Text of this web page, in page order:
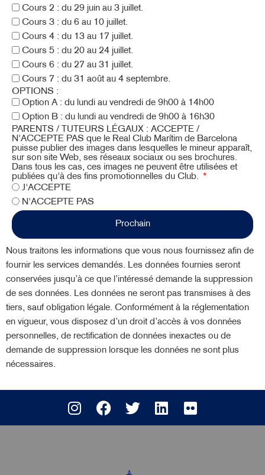
Cours 2 : du 29 juin au 3 juillet.
Cours 3 : du 6 au 10 juillet.
Cours 4 : du 13 au 17 juillet.
Cours 5 : du 20 au 24 juillet.
Cours 6 : du 27 au 31 juillet.
Cours 7 : du 31 août au 4 septembre.
OPTIONS :
Option A : du lundi au vendredi de 9h00 à 14h00
Option B : du lundi au vendredi de 9h00 à 16h30
PARENTS / TUTEURS LÉGAUX : ACCEPTE /
N'ACCEPTE PAS que le Real Club Marítim de Barcelona
puisse publier des images dans lesquelles le mineur apparaît,
sur son site Web, ses réseaux sociaux ou ses brochures.
Dans tous les cas, ces images ne peuvent être utilisées et
publiées qu'à des fins promotionnelles du Club.
J'ACCEPTE
N'ACCEPTE PAS
Prochain
Nous traitons les informations que vous nous fournissez afin de
fournir les services demandés. Les données fournies seront
conservées jusqu’à ce que l’intéressé demande la suppression
de ses données. Les données ne seront pas transmises à des
tiers, sauf obligation légale. Conformément à la réglementation
en vigueur, vous disposez d’un droit d’accès à vos données
personnelles, de rectification de données inexactes ou de
demande de suppression lorsque les données ne sont plus
nécessaires.